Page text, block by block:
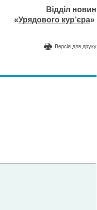
Відділ новин
«Урядового кур’єра»
Версія для друку